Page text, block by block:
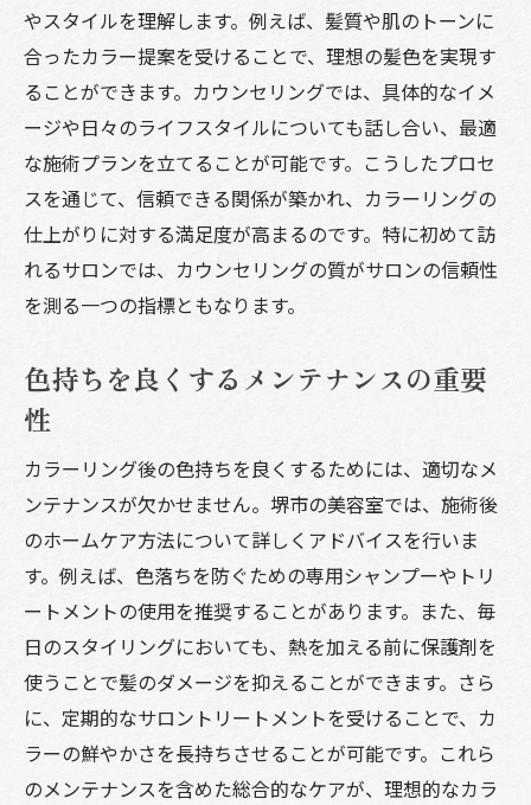
やスタイルを理解します。例えば、髪質や肌のトーンに
合ったカラー提案を受けることで、理想の髪色を実現す
ることができます。カウンセリングでは、具体的なイメ
ージや日々のライフスタイルについても話し合い、最適
な施術プランを立てることが可能です。こうしたプロセ
スを通じて、信頼できる関係が築かれ、カラーリングの
仕上がりに対する満足度が高まるのです。特に初めて訪
れるサロンでは、カウンセリングの質がサロンの信頼性
を測る一つの指標ともなります。
色持ちを良くするメンテナンスの重要
性
カラーリング後の色持ちを良くするためには、適切なメ
ンテナンスが欠かせません。堺市の美容室では、施術後
のホームケア方法について詳しくアドバイスを行いま
す。例えば、色落ちを防ぐための専用シャンプーやトリ
ートメントの使用を推奨することがあります。また、毎
日のスタイリングにおいても、熱を加える前に保護剤を
使うことで髪のダメージを抑えることができます。さら
に、定期的なサロントリートメントを受けることで、カ
ラーの鮮やかさを長持ちさせることが可能です。これら
のメンテナンスを含めた総合的なケアが、理想的なカラ